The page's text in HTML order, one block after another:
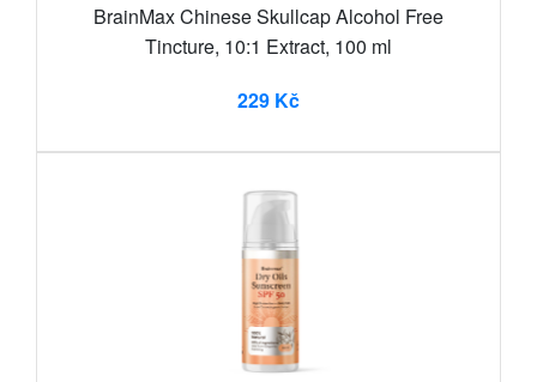
BrainMax Chinese Skullcap Alcohol Free
Tincture, 10:1 Extract, 100 ml
229 Kč